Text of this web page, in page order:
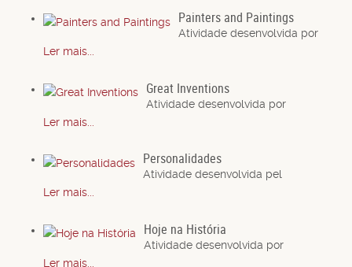
Painters and Paintings
Atividade desenvolvida por
Ler mais...
Great Inventions
Atividade desenvolvida por
Ler mais...
Personalidades
Atividade desenvolvida pel
Ler mais...
Hoje na História
Atividade desenvolvida por
Ler mais...